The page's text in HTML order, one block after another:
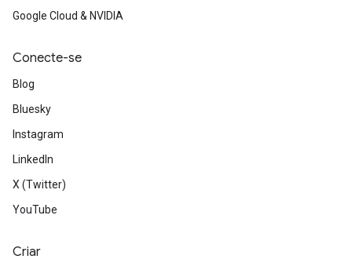
Google Cloud & NVIDIA
Conecte-se
Blog
Bluesky
Instagram
LinkedIn
X (Twitter)
YouTube
Criar